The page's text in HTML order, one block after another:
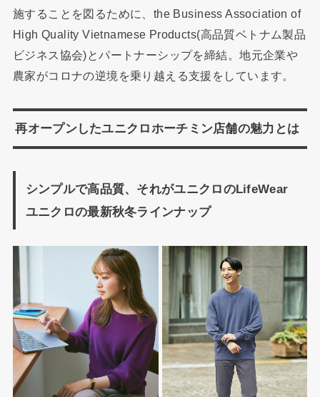
施することを図るために、the Business Association of
High Quality Vietnamese Products(高品質ベトナム製品
ビジネス協会)とパートナーシップを締結。地元企業や
農家がコロナの逆境を乗り越える支援をしています。
再オープンしたユニクロホーチミン店舗の魅力とは
シンプルで高品質、それがユニクロのLifeWear
ユニクロの最新秋冬ラインナップ